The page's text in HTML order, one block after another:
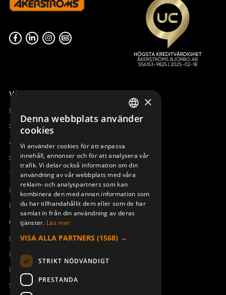
Våra radiostyrningar – översikt
Remotus
Sesam
Access_Ctrl
Support
Teknisk support
Boka service
Manualer och videoinstruktioner
Om Åkerströms
Kontakt
Nyheter
Pressrum
Säkerhet och direktiv
SWEDISH
DEUTSCH
×
Denna webbplats använder
cookies
Vi använder cookies för att anpassa
innehåll, annonser och för att analysera vår
trafik. Vi delar också information om din
användning av vår webbplats med våra
reklam- och analyspartners som kan
kombinera den med annan information som
du har tillhandahållit dem eller som de har
samlat in från din användning av deras
tjänster. Läs mer
VISA ALLA PARTNERS (1568) →
STRIKT NÖDVÄNDIGT
PRESTANDA